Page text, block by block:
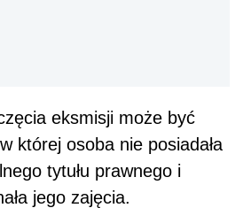
eksmisji może być
której osoba nie posiadała
tytułu prawnego i
jego zajęcia.